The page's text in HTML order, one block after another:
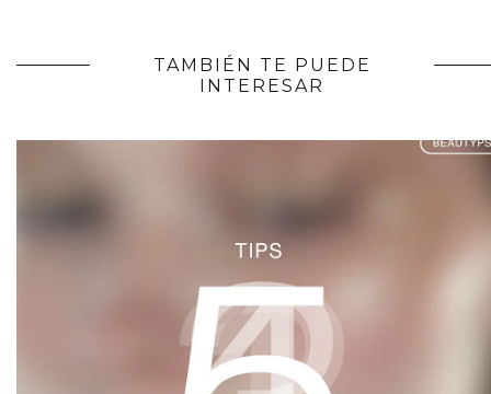
TAMBIÉN TE PUEDE
INTERESAR